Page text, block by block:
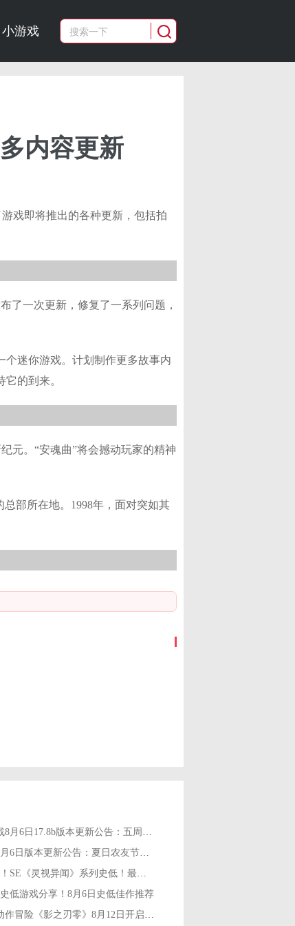
小游戏
内容更新
戏即将推出的各种更新，包括拍
了一次更新，修复了一系列问题，
个迷你游戏。计划制作更多故事内
的到来。
元。“安魂曲”将会撼动玩家的精神
部所在地。1998年，面对突如其
金铲铲之战8月6日17.8b版本更新公告：五周年庆典活动开启！
王者荣耀8月6日版本更新公告：夏日农友节开启！新英雄卢雅那上线！
Steam特惠！SE《灵视异闻》系列史低！最低五折优惠
史低游戏分享！8月6日史低佳作推荐
暗黑武侠动作冒险《影之刃零》8月12日开启预购